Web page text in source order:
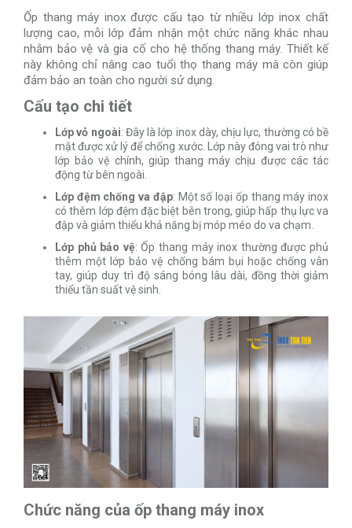
Ốp thang máy inox được cấu tạo từ nhiều lớp inox chất
lượng cao, mỗi lớp đảm nhận một chức năng khác nhau
nhằm bảo vệ và gia cố cho hệ thống thang máy. Thiết kế
này không chỉ nâng cao tuổi thọ thang máy mà còn giúp
đảm bảo an toàn cho người sử dụng.
Cấu tạo chi tiết
Lớp vỏ ngoài: Đây là lớp inox dày, chịu lực, thường có bề
mặt được xử lý để chống xước. Lớp này đóng vai trò như
lớp bảo vệ chính, giúp thang máy chịu được các tác
động từ bên ngoài.
Lớp đệm chống va đập: Một số loại ốp thang máy inox
có thêm lớp đệm đặc biệt bên trong, giúp hấp thụ lực va
đập và giảm thiểu khả năng bị móp méo do va chạm.
Lớp phủ bảo vệ: Ốp thang máy inox thường được phủ
thêm một lớp bảo vệ chống bám bụi hoặc chống vân
tay, giúp duy trì độ sáng bóng lâu dài, đồng thời giảm
thiểu tần suất vệ sinh.
Chức năng của ốp thang máy inox